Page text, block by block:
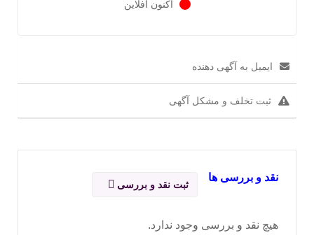
اکنون آفلاین
ایمیل به آگهی دهنده
ثبت تخلف و مشکل آگهی
نقد و بررسی ها
ثبت نقد و بررسی
هیچ نقد و بررسی وجود ندارد.